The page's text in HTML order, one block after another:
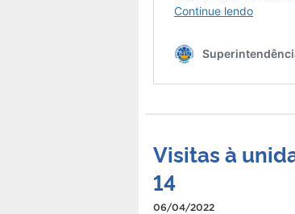
Visitas à
14
06/04/2022